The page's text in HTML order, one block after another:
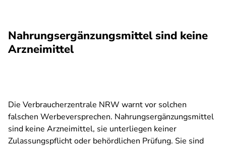
Nahrungsergänzungsmittel sind keine
Arzneimittel
Die Verbraucherzentrale NRW warnt vor solchen
falschen Werbeversprechen. Nahrungsergänzungsmittel
sind keine Arzneimittel, sie unterliegen keiner
Zulassungspflicht oder behördlichen Prüfung. Sie sind